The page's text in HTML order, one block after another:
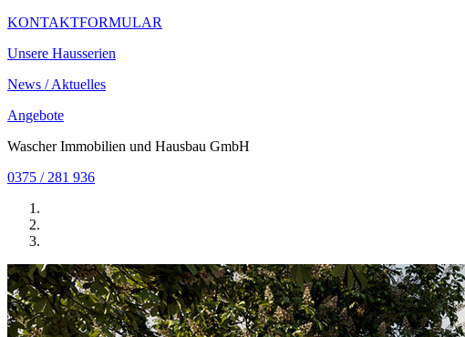
KONTAKTFORMULAR
Unsere Hausserien
News / Aktuelles
Angebote
Wascher Immobilien und Hausbau GmbH
0375 / 281 936